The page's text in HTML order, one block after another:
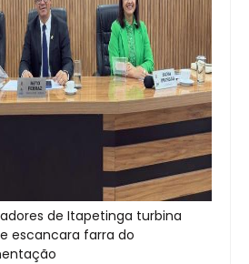
de Itapetinga turbina
escancara farra do